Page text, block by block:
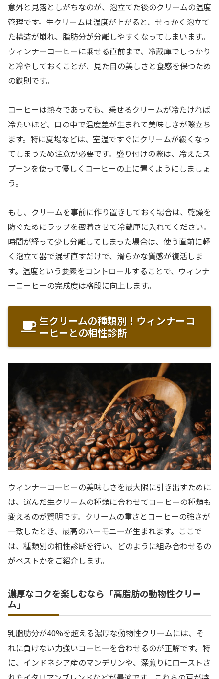
意外と見落としがちなのが、泡立てた後のクリームの温度
管理です。生クリームは温度が上がると、せっかく泡立て
た構造が崩れ、脂肪分が分離しやすくなってしまいます。
ウィンナーコーヒーに乗せる直前まで、冷蔵庫でしっかり
と冷やしておくことが、見た目の美しさと食感を保つため
の鉄則です。
コーヒーは熱々であっても、乗せるクリームが冷たければ
冷たいほど、口の中で温度差が生まれて美味しさが際立ち
ます。特に夏場などは、室温ですぐにクリームが緩くなっ
てしまうため注意が必要です。盛り付けの際は、冷えたス
プーンを使って優しくコーヒーの上に置くようにしましょ
う。
もし、クリームを事前に作り置きしておく場合は、乾燥を
防ぐためにラップを密着させて冷蔵庫に入れてください。
時間が経って少し分離してしまった場合は、使う直前に軽
く泡立て器で混ぜ直すだけで、滑らかな質感が復活しま
す。温度という要素をコントロールすることで、ウィンナ
ーコーヒーの完成度は格段に向上します。
生クリームの種類別！ウィンナーコ
ーヒーとの相性診断
ウィンナーコーヒーの美味しさを最大限に引き出すために
は、選んだ生クリームの種類に合わせてコーヒーの種類も
変えるのが賢明です。クリームの重さとコーヒーの強さが
一致したとき、最高のハーモニーが生まれます。ここで
は、種類別の相性診断を行い、どのように組み合わせるの
がベストかをご紹介します。
濃厚なコクを楽しむなら「高脂肪の動物性クリー
ム」
乳脂肪分が40%を超える濃厚な動物性クリームには、そ
れに負けない力強いコーヒーを合わせるのが正解です。特
に、インドネシア産のマンデリンや、深煎りにローストさ